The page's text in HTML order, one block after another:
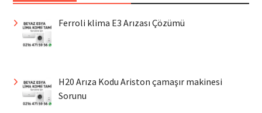
Ferroli klima E3 Arızası Çözümü
H20 Arıza Kodu Ariston çamaşır makinesi
Sorunu